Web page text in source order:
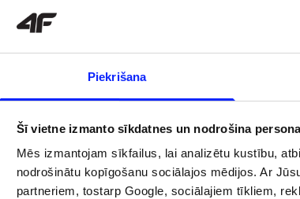
Piekrišana
Šī vietne izmanto sīkdatnes un nodrošina
Mēs izmantojam sīkfailus, lai analizētu kustību,
nodrošinātu kopīgošanu sociālajos mēdijos. Ar
partneriem, tostarp Google, sociālajiem tīkliem,